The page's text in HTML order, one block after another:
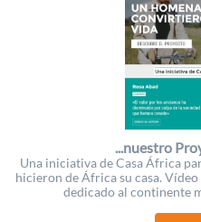
...nuestro
Una iniciativa de Casa África
hicieron de África su casa.
dedicado al continente